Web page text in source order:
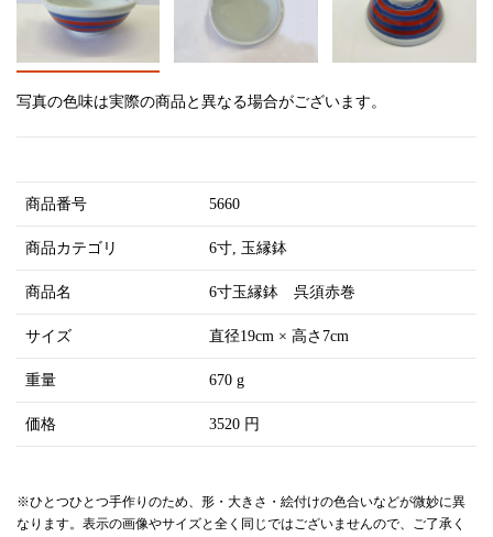
写真の色味は実際の商品と異なる場合がございます。
商品番号 5660
商品カテゴリ 6寸 玉縁鉢
商品名 6寸玉縁鉢 呉須赤巻
サイズ 直径19cm × 高さ7cm
重量 670 g
価格 3520 円
※ひとつひとつ手作りのため、形・大きさ・絵付けの色合いなどが微妙に異
なります。表示の画像やサイズと全く同じではございませんので、ご了承く